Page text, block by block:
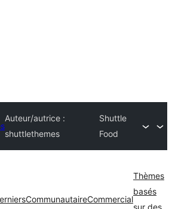
Auteur/autrice :
shuttlethemes
Shuttle
Food
CommunautaireCommercial
Thèmes
basés
sur des